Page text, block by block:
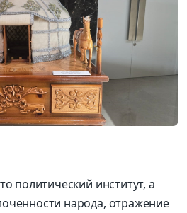
политический институт, а
народа, отражение